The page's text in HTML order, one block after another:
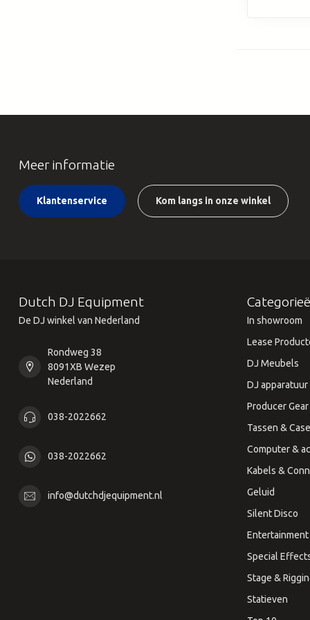
Meer informatie
Klantenservice Kom langs in onze winkel
Dutch DJ Equipment
De DJ winkel van Nederland
Rondweg 38
8091XB Wezep
Nederland
038-2022662
038-2022662
info@dutchdjequipment.nl
In showroom
Lease
DJ Meubels
DJ apparatuur
Producer Gear
Tassen &
Computer &
Kabels &
Geluid
Silent Disco
Special
Stage &
Statieven